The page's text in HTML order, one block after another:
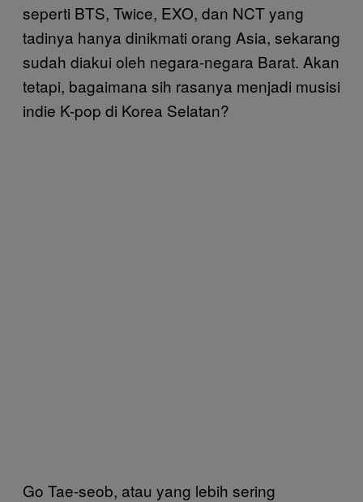
seperti BTS, Twice, EXO, dan NCT yang
tadinya hanya dinikmati orang Asia, sekarang
sudah diakui oleh negara-negara Barat. Akan
tetapi, bagaimana sih rasanya menjadi musisi
indie K-pop di Korea Selatan?
Go Tae-seob, atau yang lebih sering